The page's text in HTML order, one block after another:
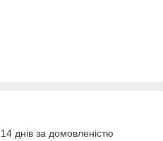
днів за домовленістю